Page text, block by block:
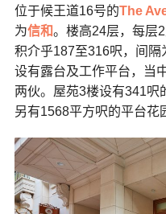
位于候王道16号的The
为信和。楼高24层，每层
积介乎187至316呎，间
设有露台及工作平台，当
两伙。屋苑3楼设有341呎
另有1568平方呎的平台花